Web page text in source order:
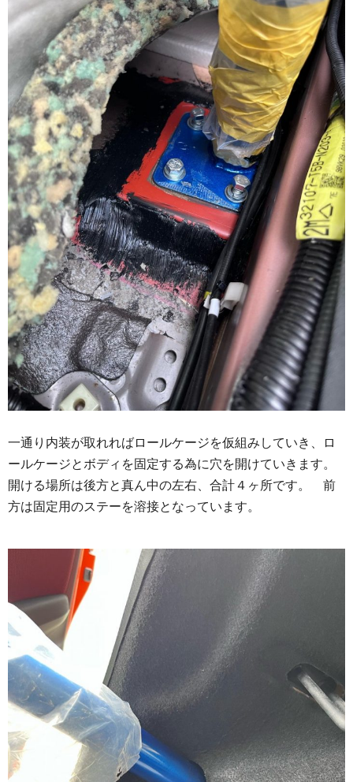
一通り内装が取れればロールケージを仮組みしていき、ロ
ールケージとボディを固定する為に穴を開けていきます。
開ける場所は後方と真ん中の左右、合計４ヶ所です。 前
方は固定用のステーを溶接となっています。